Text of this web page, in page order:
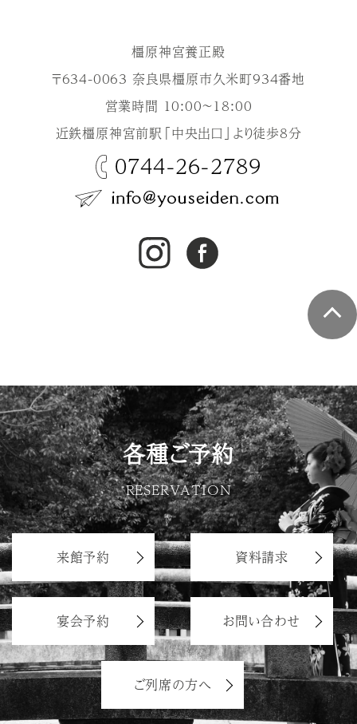
橿原神宮養正殿
〒634-0063 奈良県橿原市久米町934番地
営業時間 10:00～18:00
近鉄橿原神宮前駅「中央出口」より徒歩8分
0744-26-2789
各種ご予約
RESERVATION
来館予約 資料請求
宴会予約 お問い合わせ
ご列席の方へ